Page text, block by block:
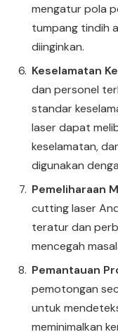
mengatur pola
tumpang tindih
diinginkan.
Keselamatan
dan personel
standar
laser dapat
keselamatan,
digunakan
Pemeliharaan
cutting laser
teratur dan
mencegah
Pemantauan
pemotongan
untuk
meminimalkan